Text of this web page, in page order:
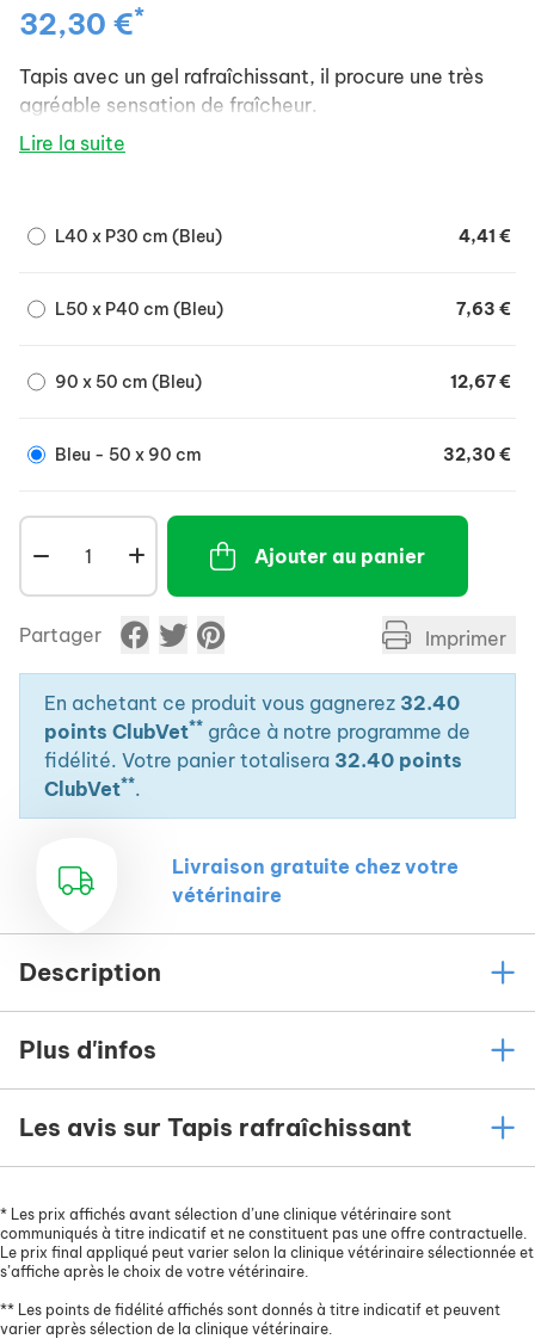
32,30 €*
Tapis avec un gel rafraîchissant, il procure une très
agréable sensation de fraîcheur.
Lire la suite
L40 x P30 cm (Bleu) 4,41 €
L50 x P40 cm (Bleu) 7,63 €
90 x 50 cm (Bleu) 12,67 €
Bleu - 50 x 90 cm 32,30 €
Ajouter au panier
Partager Imprimer
En achetant ce produit vous gagnerez 32.40
points ClubVet** grâce à notre programme de
fidélité. Votre panier totalisera 32.40 points
ClubVet**.
Livraison gratuite chez votre
vétérinaire
Description
Plus d'infos
Les avis sur Tapis rafraîchissant
* Les prix affichés avant sélection d’une clinique vétérinaire sont
communiqués à titre indicatif et ne constituent pas une offre contractuelle.
Le prix final appliqué peut varier selon la clinique vétérinaire sélectionnée et
s’affiche après le choix de votre vétérinaire.
** Les points de fidélité affichés sont donnés à titre indicatif et peuvent
varier après sélection de la clinique vétérinaire.